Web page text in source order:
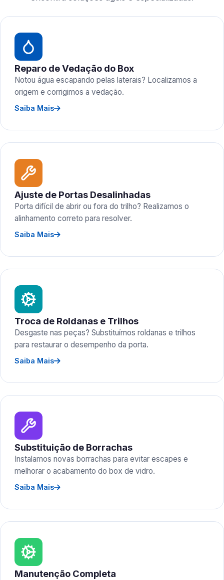
Reparo de Vedação do Box
Notou água escapando pelas laterais? Localizamos a
origem e corrigimos a vedação.
Saiba Mais
Ajuste de Portas Desalinhadas
Porta difícil de abrir ou fora do trilho? Realizamos o
alinhamento correto para resolver.
Saiba Mais
Troca de Roldanas e Trilhos
Desgaste nas peças? Substituímos roldanas e trilhos
para restaurar o desempenho da porta.
Saiba Mais
Substituição de Borrachas
Instalamos novas borrachas para evitar escapes e
melhorar o acabamento do box de vidro.
Saiba Mais
Manutenção Completa